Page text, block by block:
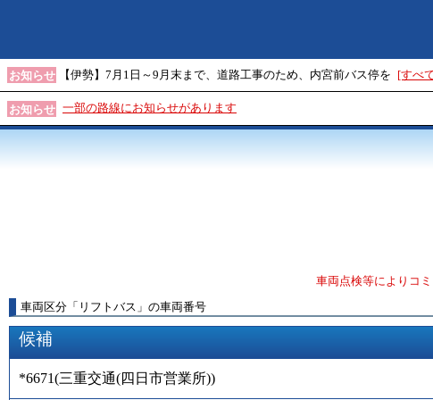
お知らせ 【伊勢】7月1日～9月末まで、道路工事のため、内宮前バス停を [すべ
お知らせ 一部の路線にお知らせがあります
車両点検等によりコ
車両区分 「 リフトバス 」 の車両番号
候補
*6671(三重交通(四日市営業所))